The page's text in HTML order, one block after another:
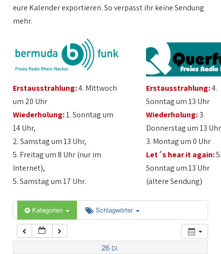
eure Kalender exportieren. So verpasst ihr keine Sendung
mehr.
Erstausstrahlung:4. Mittwoch
um 20 Uhr
Wiederholung:1. Sonntag um
14 Uhr,
2. Samstag um 13 Uhr,
5. Freitag um 8 Uhr (nur im
Internet),
5. Samstag um 17 Uhr.
Erstausstrahlung:4.
Sonntag um 13 Uhr
Wiederholung:3.
Donnerstag um 13
3. Montag um 0 Uhr
Let´s hear it again:
Sonntag um 13 Uhr
(ältere Sendung)
Kategorien Schlagwörter
26 Di.
1:00
2:00
3:00
5:00
6:00
7:00